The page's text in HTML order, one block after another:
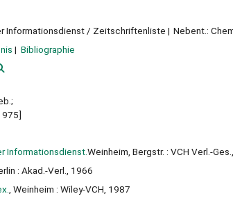
Informationsdienst / Zeitschriftenliste
Nebent.:
Bibliographie
Informationsdienst.Weinheim, Bergstr. : VCH Verl.-
: Akad.-Verl., 1966
, Weinheim : Wiley-VCH, 1987